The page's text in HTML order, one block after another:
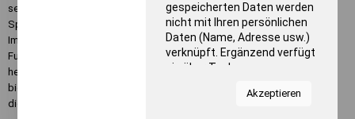
gespeicherten Daten werden
nicht mit Ihren persönlichen
Daten (Name, Adresse usw.)
verknüpft. Ergänzend verfügt
sie über Tools von
Statistiken zur Nutzung
Akzeptieren
seinen multifunktionalen Sportgeräten hochwertige und nachhaltige
Sportanlagen – bewährt im Schul-, Breiten und Spitzensport.
Im Fitnessbereich bietet BENZ hochwertige Trainingsgeräte mit guter
Funktionalität für Ihr Sportstudio oder Ihren Trainingsraum zu einem
hervorragenden Preis-Leistungsverhältnis. Die zertifizierte BENZ Serie
bietet eine einfach zu handhabende und sicher funktionierende Technik,
die mit ansprechendem, frischen Design punktet.